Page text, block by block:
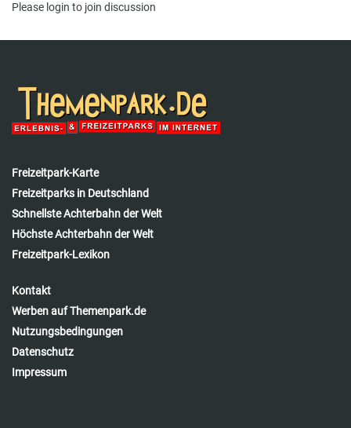
Please login to join discussion
Freizeitpark-Karte
Freizeitparks in Deutschland
Schnellste Achterbahn der Welt
Höchste Achterbahn der Welt
Freizeitpark-Lexikon
Kontakt
Werben auf Themenpark.de
Nutzungsbedingungen
Datenschutz
Impressum